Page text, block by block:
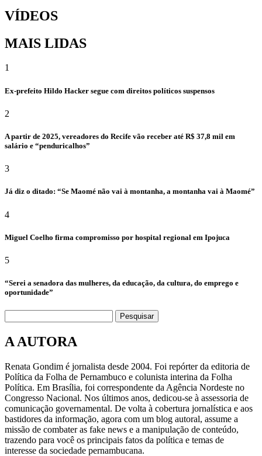
VÍDEOS
MAIS LIDAS
1
Ex-prefeito Hildo Hacker segue com direitos políticos suspensos
2
A partir de 2025, vereadores do Recife vão receber até R$ 37,8 mil em
salário e “penduricalhos”
3
Já diz o ditado: “Se Maomé não vai à montanha, a montanha vai à Maomé”
4
Miguel Coelho firma compromisso por hospital regional em Ipojuca
5
“Serei a senadora das mulheres, da educação, da cultura, do emprego e
oportunidade”
Pesquisar
A AUTORA
Renata Gondim é jornalista desde 2004. Foi repórter da editoria de
Política da Folha de Pernambuco e colunista interina da Folha
Política. Em Brasília, foi correspondente da Agência Nordeste no
Congresso Nacional. Nos últimos anos, dedicou-se à assessoria de
comunicação governamental. De volta à cobertura jornalística e aos
bastidores da informação, agora com um blog autoral, assume a
missão de combater as fake news e a manipulação de conteúdo,
trazendo para você os principais fatos da política e temas de
interesse da sociedade pernambucana.